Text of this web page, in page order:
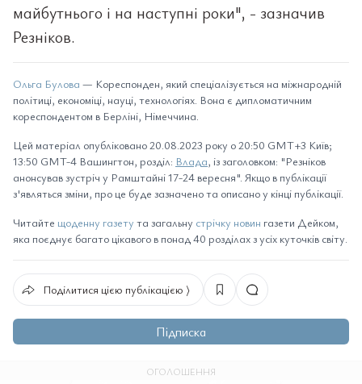
майбутнього і на наступні роки", - зазначив
Резніков.
Ольга Булова — Кореспонден, який спеціалізується на міжнародній
політиці, економіці, науці, технологіях. Вона є дипломатичним
кореспондентом в Берліні, Німеччина.
Цей матеріал опубліковано 20.08.2023 року о 20:50 GMT+3 Київ;
13:50 GMT-4 Вашингтон, розділ: Влада, із заголовком: "Резніков
анонсував зустріч у Рамштайні 17-24 вересня". Якщо в публікації
з'являться зміни, про це буде зазначено та описано у кінці публікації.
Читайте щоденну газету та загальну стрічку новин газети Дейком,
яка поєднує багато цікавого в понад 40 розділах з усіх куточків світу.
Поділитися цією публікацією ⟩
Підписка
ОГОЛОШЕННЯ